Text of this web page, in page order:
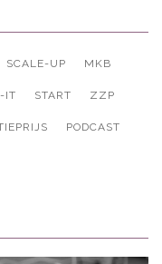
SCALE-UP MKB
IT START ZZP
PODCAST